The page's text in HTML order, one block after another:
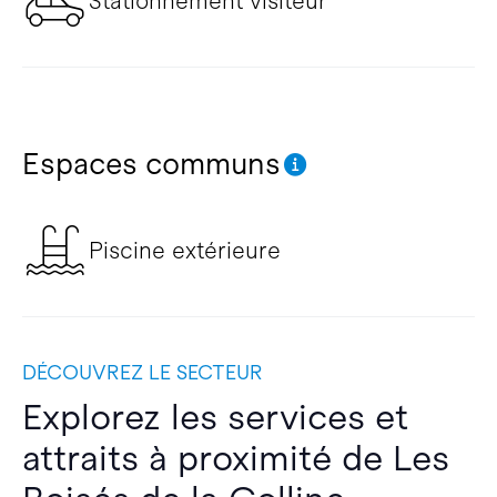
Espaces communs
Piscine extérieure
DÉCOUVREZ LE SECTEUR
Explorez les services et
attraits à proximité de Les